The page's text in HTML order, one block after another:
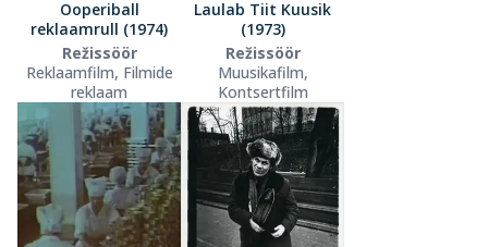
Ooperiball
reklaamrull (1974)
Režissöör
Reklaamfilm, Filmide
reklaam
Laulab Tiit Kuusik
(1973)
Režissöör
Muusikafilm,
Kontsertfilm